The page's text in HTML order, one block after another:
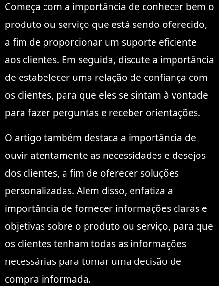
Começa com a importância de conhecer bem o
produto ou serviço que está sendo oferecido,
a fim de proporcionar um suporte eficiente
aos clientes. Em seguida, discute a importância
de estabelecer uma relação de confiança com
os clientes, para que eles se sintam à vontade
para fazer perguntas e receber orientações.
O artigo também destaca a importância de
ouvir atentamente as necessidades e desejos
dos clientes, a fim de oferecer soluções
personalizadas. Além disso, enfatiza a
importância de fornecer informações claras e
objetivas sobre o produto ou serviço, para que
os clientes tenham todas as informações
necessárias para tomar uma decisão de
compra informada.